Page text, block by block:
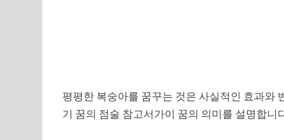
평평한 복숭아를 꿈꾸는 것은 사실적인 효과와
기 꿈의 점술 참고서가이 꿈의 의미를 설명합니